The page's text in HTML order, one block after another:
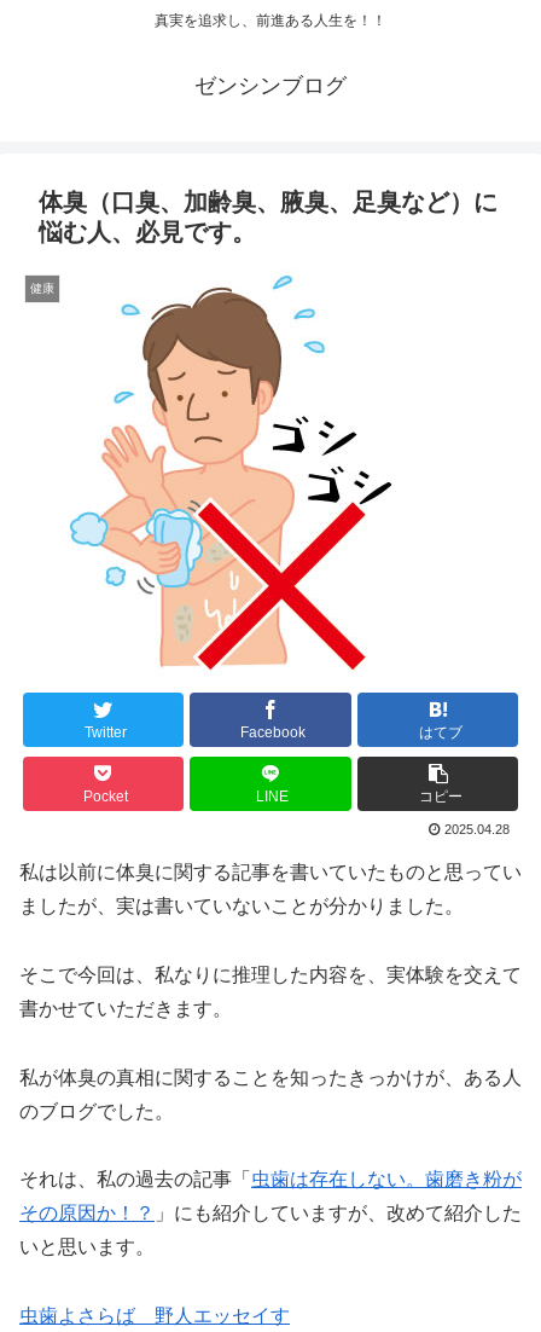
真実を追求し、前進ある人生を！！
ゼンシンブログ
体臭（口臭、加齢臭、腋臭、足臭など）に
悩む人、必見です。
健康
Twitter Facebook はてブ
Pocket LINE コピー
2025.04.28
私は以前に体臭に関する記事を書いていたものと思ってい
ましたが、実は書いていないことが分かりました。
そこで今回は、私なりに推理した内容を、実体験を交えて
書かせていただきます。
私が体臭の真相に関することを知ったきっかけが、ある人
のブログでした。
それは、私の過去の記事「 虫歯は存在しない。歯磨き粉が
その原因か！？ 」にも紹介していますが、改めて紹介した
いと思います。
虫歯よさらば 野人エッセイす